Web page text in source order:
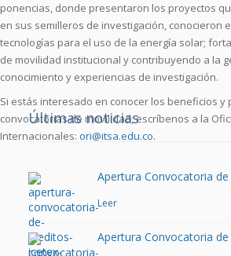
ponencias, donde presentaron los proyectos
en sus semilleros de investigación, conocieron
tecnologías para el uso de la energía solar;
de movilidad institucional y contribuyendo a la
conocimiento y experiencias de investigación.
Si estás interesado en conocer los beneficios y
convocatorias de movilidad, escríbenos a la
Internacionales: ori@itsa.edu.co.
Últimas noticias
Apertura Convocatoria de
Leer
Apertura Convocatoria de